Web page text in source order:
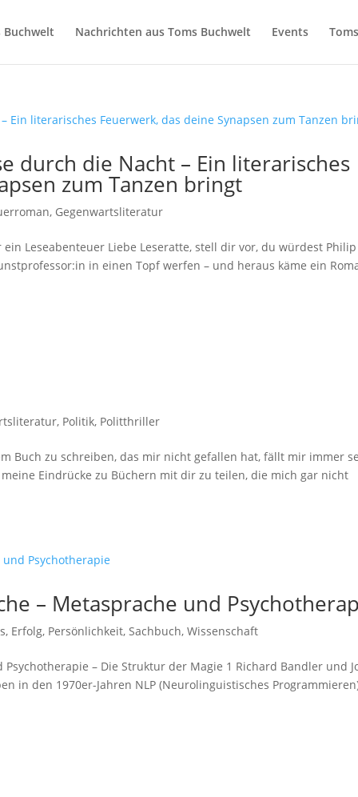
Buchwelt Nachrichten aus Toms Buchwelt Events
durch die Nacht – Ein literarisches
zum Tanzen bringt
, Gegenwartsliteratur
Leseabenteuer Liebe Leseratte, stell dir vor, du würdest Philip
in einen Topf werfen – und heraus käme ein
, Politik, Politthriller
Buch zu schreiben, das mir nicht gefallen hat, fällt mir immer
Eindrücke zu Büchern mit dir zu teilen, die mich gar nicht
– Metasprache und
, Erfolg, Persönlichkeit,Sachbuch,Wissenschaft
– Die Struktur der Magie 1 Richard Bandler und
in den 1970er-Jahren NLP (Neurolinguistisches